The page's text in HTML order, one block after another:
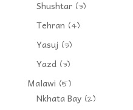
Shushtar(3)
Tehran (4)
Yasuj (3)
Yazd(3)
Malawi (5)
Nkhata Bay(2)